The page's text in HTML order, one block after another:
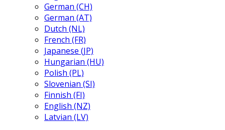
German (CH)
German (AT)
Dutch (NL)
French (FR)
Japanese (JP)
Hungarian (HU)
Polish (PL)
Slovenian (SI)
Finnish (FI)
English (NZ)
Latvian (LV)